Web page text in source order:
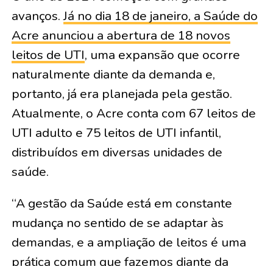
avanços.Já no dia 18 de janeiro, a Saúde do
Acre anunciou a abertura de 18 novos
leitos de UTI, uma expansão que ocorre
naturalmente diante da demanda e,
portanto, já era planejada pela gestão.
Atualmente, o Acre conta com 67 leitos de
UTI adulto e 75 leitos de UTI infantil,
distribuídos em diversas unidades de
saúde.
“A gestão da Saúde está em constante
mudança no sentido de se adaptar às
demandas, e a ampliação de leitos é uma
prática comum que fazemos diante da